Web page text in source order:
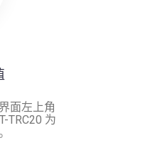
面左上角
TRC20 为